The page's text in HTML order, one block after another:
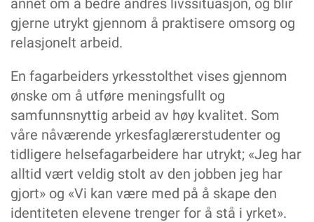
gjerne utrykt gjennom å praktisere omsorg og
relasjonelt arbeid.
En fagarbeiders yrkesstolthet vises gjennom
ønske om å utføre meningsfullt og
samfunnsnyttig arbeid av høy kvalitet. Som
våre nåværende yrkesfaglærerstudenter og
tidligere helsefagarbeidere har utrykt; «Jeg har
alltid vært veldig stolt av den jobben jeg har
gjort» og «Vi kan være med på å skape den
identiteten elevene trenger for å stå i yrket».